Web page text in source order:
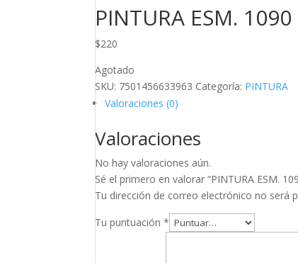
PINTURA ESM.
$220
Agotado
SKU: 7501456633963 Categoría: PINTURA
Valoraciones (0)
Valoraciones
No hay valoraciones aún.
Sé el primero en valorar “PINTURA ESM.
Tu dirección de correo electrónico no será
Tu puntuación*